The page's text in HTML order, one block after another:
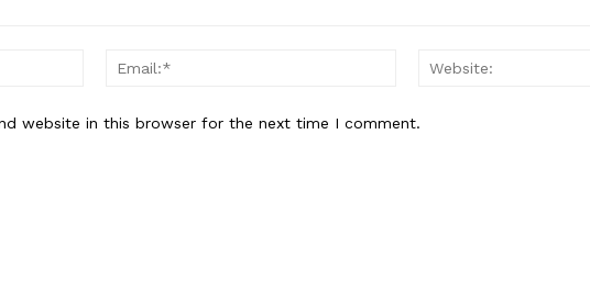
Name:*
Email:*
website in this browser for the next time I comment.